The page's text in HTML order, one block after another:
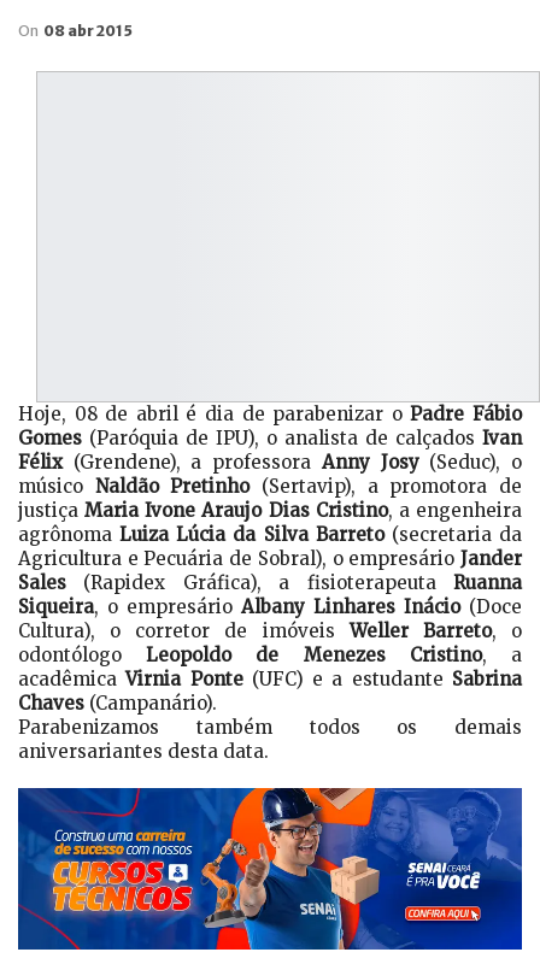
On 08 abr 2015
Hoje, 08 de abril é dia de parabenizar oPadre Fábio
Gomes (Paróquia de IPU), o analista de calçados Ivan
Félix(Grendene), a professora Anny Josy(Seduc), o
músico Naldão Pretinho (Sertavip), a promotora de
justiçaMaria Ivone Araujo Dias Cristino, a engenheira
agrônomaLuiza Lúcia da Silva Barreto(secretaria da
Agricultura e Pecuária de Sobral), o empresário Jander
Sales (Rapidex Gráfica), a fisioterapeuta Ruanna
Siqueira, o empresário Albany Linhares Inácio(Doce
Cultura), o corretor de imóveisWeller Barreto, o
odontólogoLeopoldo de Menezes Cristino, a
acadêmicaVirnia Ponte(UFC) e a estudante Sabrina
Chaves (Campanário).
Parabenizamos também todos os demais
aniversariantes desta data.